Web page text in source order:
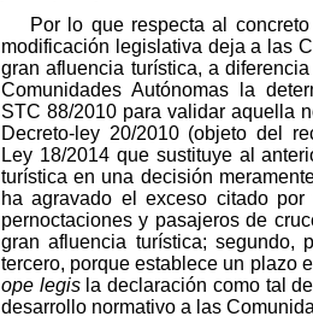
Por lo que respecta al
modificación legislativa deja a las
gran afluencia turística, a
Comunidades Autónomas la
STC 88/2010 para validar aquella
Decreto-ley 20/2010 (objeto del
Ley 18/2014 que sustituye al
turística en una decisión
ha agravado el exceso citado
pernoctaciones y pasajeros de
gran afluencia turística; segundo,
tercero, porque establece un plazo
ope legis la declaración como tal
desarrollo normativo a las